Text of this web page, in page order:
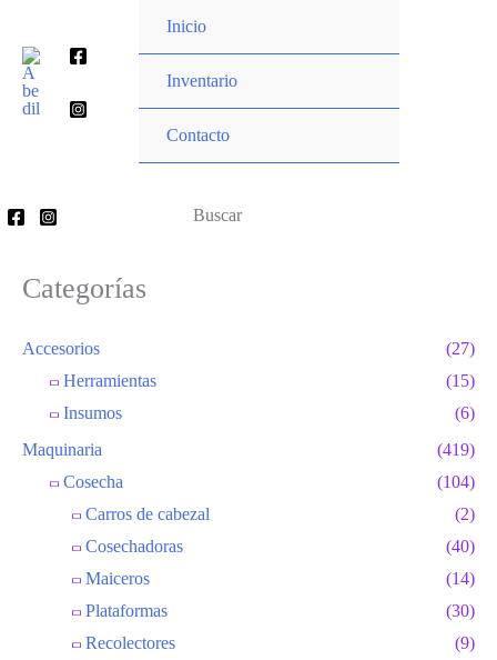
contenido
Inicio
Inventario
Contacto
por:
Categorías
Accesorios
(27)
Herramientas
(15)
Insumos
(6)
Maquinaria
(419)
Cosecha
(104)
Carros de cabezal
(2)
Cosechadoras
(40)
Maiceros
(14)
Plataformas
(30)
Recolectores
(9)